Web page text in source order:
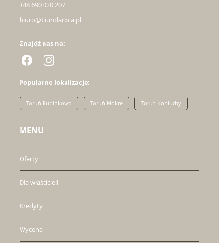
+48 690 020 207
biuro@biurolaroca.pl
Znajdź nas na:
Popularne lokalizacje:
Toruń Rubinkowo Toruń Mokre Toruń Koniuchy
MENU
Oferty
Dla właścicieli
Kredyty
Wycena